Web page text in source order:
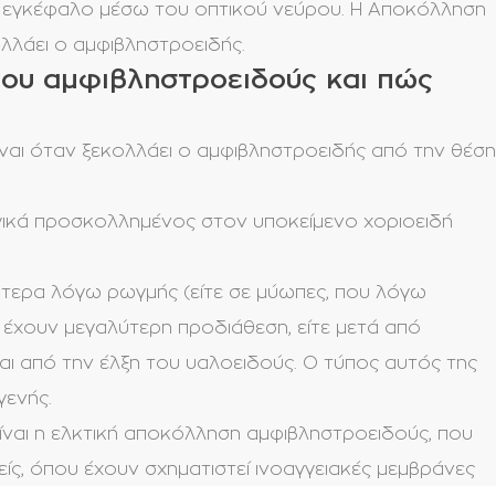
εγκέφαλο μέσω του οπτικού νεύρου. Η Αποκόλληση
ο αμφιβληστροειδής.
αμφιβληστροειδούς και πώς
όταν ξεκολλάει ο αμφιβληστροειδής από την θέση
προσκολλημένος στον υποκείμενο χοριοειδή
λόγω ρωγμής (είτε σε μύωπες, που λόγω
μεγαλύτερη προδιάθεση, είτε μετά από
από την έλξη του υαλοειδούς. Ο τύπος αυτός της
η ελκτική αποκόλληση αμφιβληστροειδούς, που
όπου έχουν σχηματιστεί ινοαγγειακές μεμβράνες